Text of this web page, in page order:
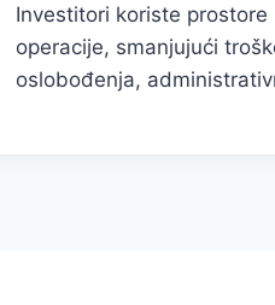
Investitori koriste
operacije, smanjujući
oslobođenja,